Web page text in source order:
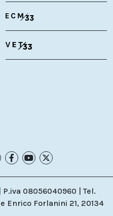
08056040960 | Tel.
Enrico Forlanini 21, 20134